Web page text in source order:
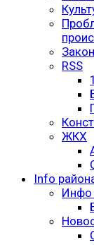
RSS
ЖКХ
Info
Инфо